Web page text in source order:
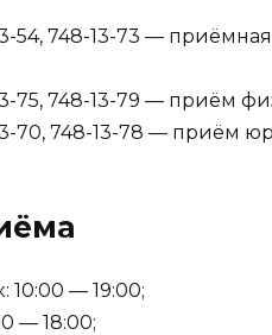
54, 748-13-73 —
75, 748-13-79 — приём
70, 748-13-78 — приём
10:00 — 19:00;
— 18:00;